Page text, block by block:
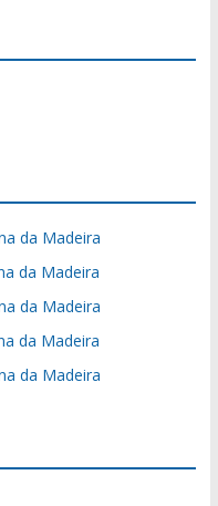
da Madeira
da Madeira
da Madeira
da Madeira
da Madeira